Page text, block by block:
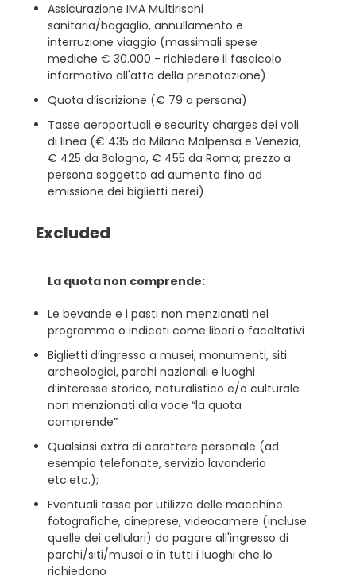
Assicurazione IMA Multirischi
sanitaria/bagaglio, annullamento e
interruzione viaggio (massimali spese
mediche € 30.000 - richiedere il fascicolo
informativo all'atto della prenotazione)
Quota d’iscrizione (€ 79 a persona)
Tasse aeroportuali e security charges dei voli
di linea (€ 435 da Milano Malpensa e Venezia,
€ 425 da Bologna, € 455 da Roma; prezzo a
persona soggetto ad aumento fino ad
emissione dei biglietti aerei)
Excluded
La quota non comprende:
Le bevande e i pasti non menzionati nel
programma o indicati come liberi o facoltativi
Biglietti d’ingresso a musei, monumenti, siti
archeologici, parchi nazionali e luoghi
d’interesse storico, naturalistico e/o culturale
non menzionati alla voce “la quota
comprende”
Qualsiasi extra di carattere personale (ad
esempio telefonate, servizio lavanderia
etc.etc.);
Eventuali tasse per utilizzo delle macchine
fotografiche, cineprese, videocamere (incluse
quelle dei cellulari) da pagare all'ingresso di
parchi/siti/musei e in tutti i luoghi che lo
richiedono